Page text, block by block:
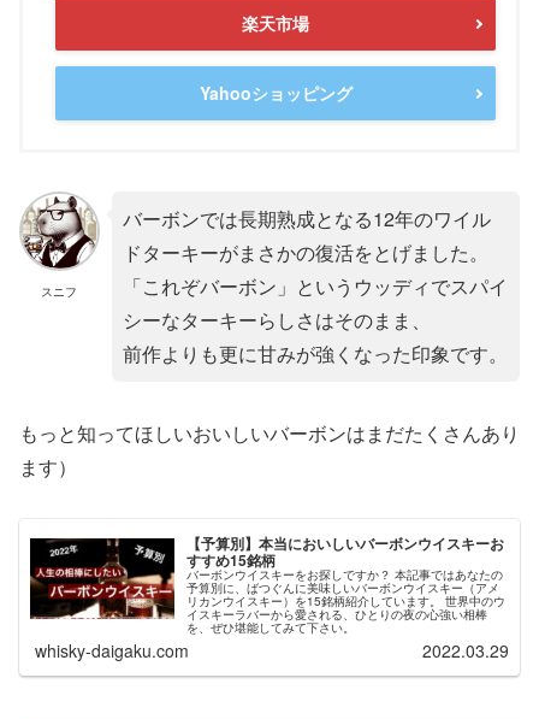
楽天市場
Yahooショッピング
スニフ
バーボンでは長期熟成となる12年のワイル
ドターキーがまさかの復活をとげました。
「これぞバーボン」というウッディでスパイ
シーなターキーらしさはそのまま、
前作よりも更に甘みが強くなった印象です。
もっと知ってほしいおいしいバーボンはまだたくさんあり
ます）
【予算別】本当においしいバーボンウイスキーお
すすめ15銘柄
バーボンウイスキーをお探しですか？ 本記事ではあなたの
予算別に、ばつぐんに美味しいバーボンウイスキー（アメ
リカンウイスキー）を15銘柄紹介しています。 世界中のウ
イスキーラバーから愛される、ひとりの夜の心強い相棒
を、ぜひ堪能してみて下さい。
whisky-daigaku.com 2022.03.29